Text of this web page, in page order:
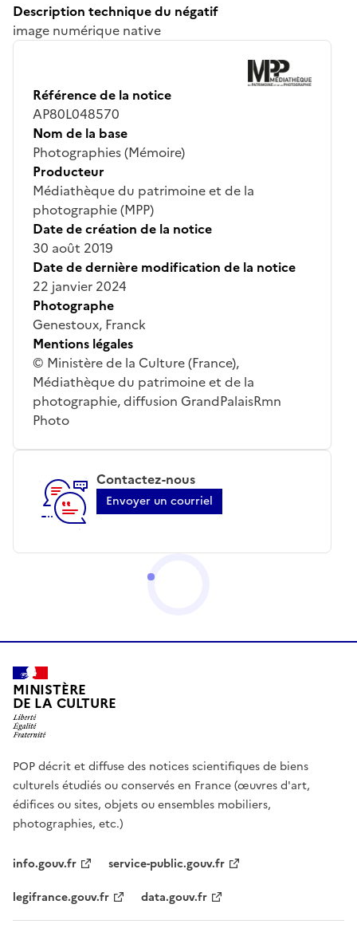
Description technique du négatif
image numérique native
Référence de la notice
AP80L048570
Nom de la base
Photographies (Mémoire)
Producteur
Médiathèque du patrimoine et de la
photographie (MPP)
Date de création de la notice
30 août 2019
Date de dernière modification de la notice
22 janvier 2024
Photographe
Genestoux, Franck
Mentions légales
© Ministère de la Culture (France),
Médiathèque du patrimoine et de la
photographie, diffusion GrandPalaisRmn
Photo
Contactez-nous
Envoyer un courriel
MINISTÈRE
DE LA CULTURE
POP décrit et diffuse des notices scientifiques de biens
culturels étudiés ou conservés en France (œuvres d'art,
édifices ou sites, objets ou ensembles mobiliers,
photographies, etc.)
info.gouv.fr
service-public.gouv.fr
legifrance.gouv.fr
data.gouv.fr